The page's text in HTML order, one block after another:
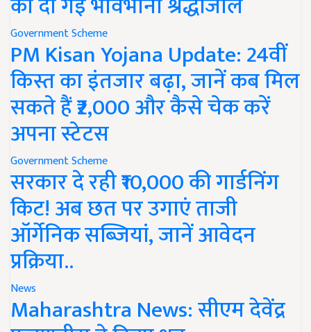
Government Scheme
PM Kisan Yojana Update: 24वीं
किस्त का इंतजार बढ़ा, जानें कब मिल
सकते हैं ₹2,000 और कैसे चेक करें
अपना स्टेटस
Government Scheme
सरकार दे रही ₹10,000 की गार्डनिंग
किट! अब छत पर उगाएं ताजी
ऑर्गेनिक सब्जियां, जानें आवेदन
प्रक्रिया..
News
Maharashtra News: सीएम देवेंद्र